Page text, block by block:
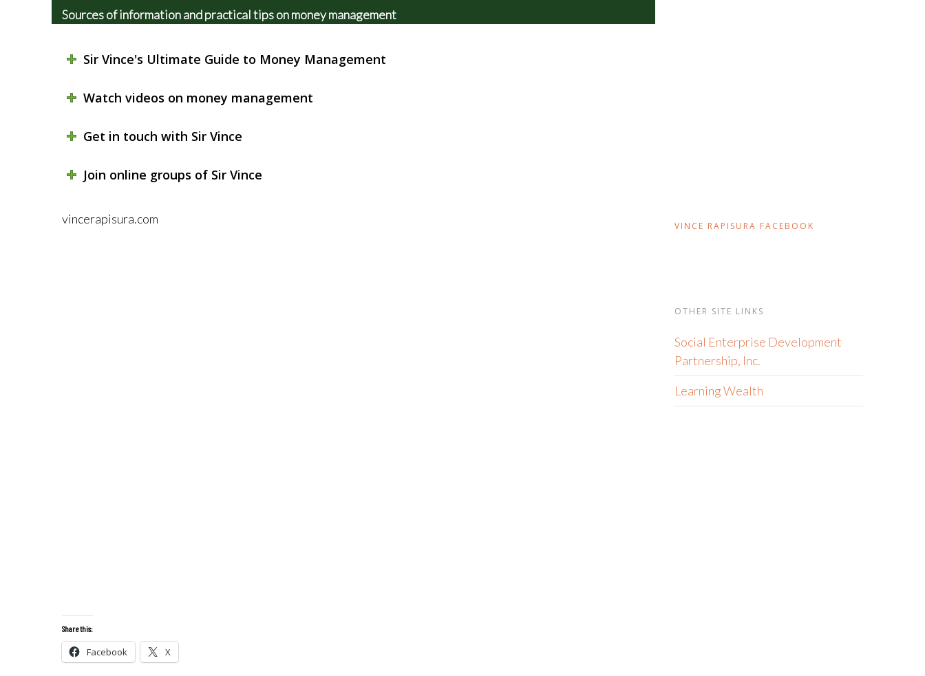
Sources of information and practical tips on money management
Sir Vince's Ultimate Guide to Money Management
Watch videos on money management
Get in touch with Sir Vince
Join online groups of Sir Vince
vincerapisura.com
Share this:
Facebook X
VINCE RAPISURA FACEBOOK
OTHER SITE LINKS
Social Enterprise Development
Partnership, Inc.
Learning Wealth